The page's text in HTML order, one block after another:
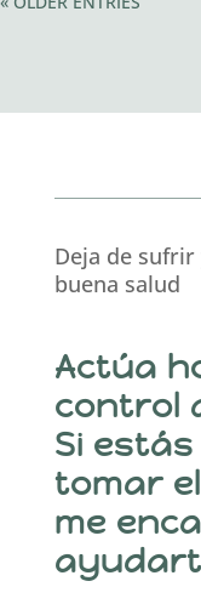
Deja de
buena salud
Actúa
control
Si
tomar
me